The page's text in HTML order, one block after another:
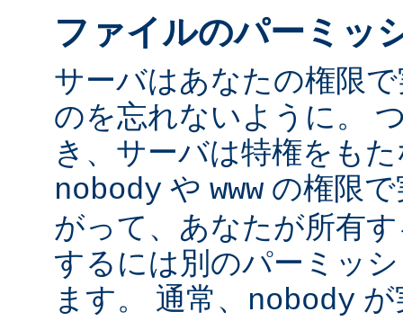
ファイルのパーミッ
サーバはあなたの権限
のを忘れないように。
き、サーバは特権をも
nobody や www の権限
がって、あなたが所有
するには別のパーミッ
ます。 通常、 nobody が